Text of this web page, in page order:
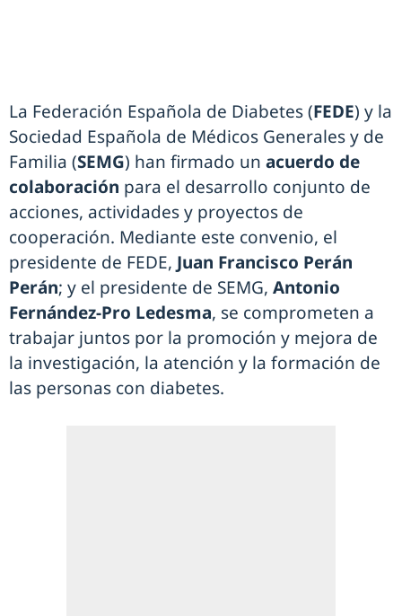
La Federación Española de Diabetes (FEDE) y la
Sociedad Española de Médicos Generales y de
Familia (SEMG) han firmado un acuerdo de
colaboración para el desarrollo conjunto de
acciones, actividades y proyectos de
cooperación. Mediante este convenio, el
presidente de FEDE, Juan Francisco Perán
Perán; y el presidente de SEMG, Antonio
Fernández-Pro Ledesma, se comprometen a
trabajar juntos por la promoción y mejora de
la investigación, la atención y la formación de
las personas con diabetes.